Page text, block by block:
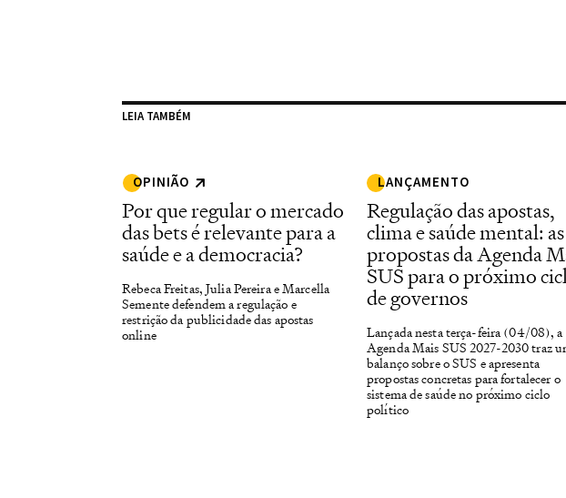
LEIA TAMBÉM
OPINIÃO
Por que regular o mercado
das bets é relevante para a
saúde e a democracia?
Rebeca Freitas, Julia Pereira e Marcella
Semente defendem a regulação e
restrição da publicidade das apostas
online
LANÇAMENTO
Regulação das apostas,
clima e saúde mental:
propostas da Agenda
SUS para o próximo
de governos
Lançada nesta terça-feira (04/08), a
Agenda Mais SUS 2027-2030 traz
balanço sobre o SUS e apresenta
propostas concretas para fortalecer o
sistema de saúde no próximo ciclo
político